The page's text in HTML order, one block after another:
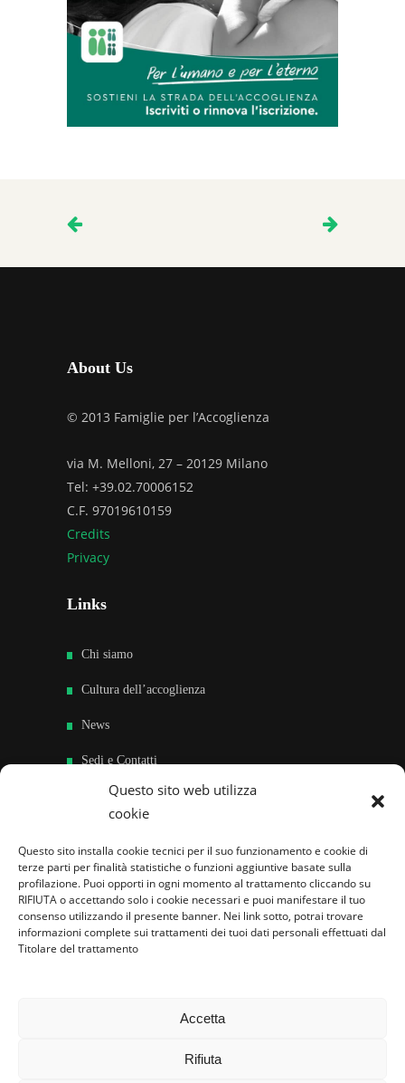
Questo sito web utilizza
cookie
Questo sito installa cookie tecnici per il suo funzionamento e cookie di
terze parti per finalità statistiche o funzioni aggiuntive basate sulla
profilazione. Puoi opporti in ogni momento al trattamento cliccando su
RIFIUTA o accettando solo i cookie necessari e puoi manifestare il tuo
consenso utilizzando il presente banner. Nei link sotto, potrai trovare
informazioni complete sui trattamenti dei tuoi dati personali effettuati dal
Titolare del trattamento
Accetta
Rifiuta
About Us
© 2013 Famiglie per l’Accoglienza
via M. Melloni, 27 – 20129 Milano
Tel: +39.02.70006152
C.F. 97019610159
Credits
Privacy
Links
Chi siamo
Cultura dell’accoglienza
News
Sedi e Contatti
Sostieni
Famiglie per l’accoglienza nel mondo